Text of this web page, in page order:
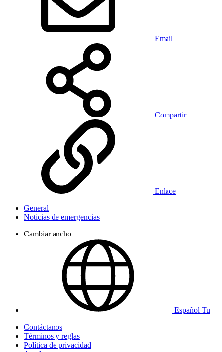
Email
Compartir
Enlace
General
Noticias de emergencias
Cambiar ancho
Español Tu
Contáctanos
Términos y reglas
Política de privacidad